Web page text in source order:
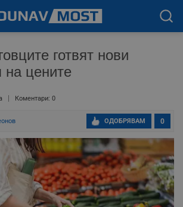
готвят нови
на цените
Коментари: 0
0
ОДОБРЯВАМ